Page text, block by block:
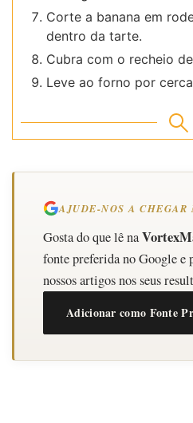
Corte a banana em
dentro da tarte.
Cubra com o recheio
Leve ao forno por
AJUDE-NOS A CHEGAR
Gosta do que lê na
fonte preferida no Google e
nossos artigos nos seus
Adicionar como Fonte